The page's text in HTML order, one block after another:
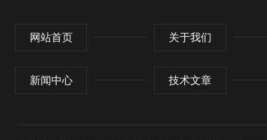
网站首页 关于我们
新闻中心 技术文章